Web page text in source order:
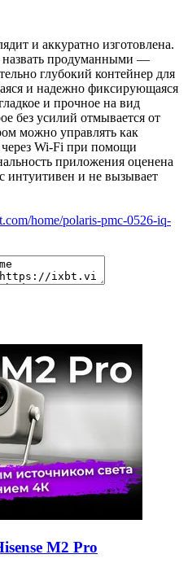
и аккуратно изготовлена.
продуманными —
глубокий контейнер для
и надежно фиксирующаяся
и прочное на вид
без усилий отмывается от
можно управлять как
через Wi-Fi при помощи
приложения оценена
интуитивен и не вызывает
home/polaris-pmc-0526-iq-
M2 Pro